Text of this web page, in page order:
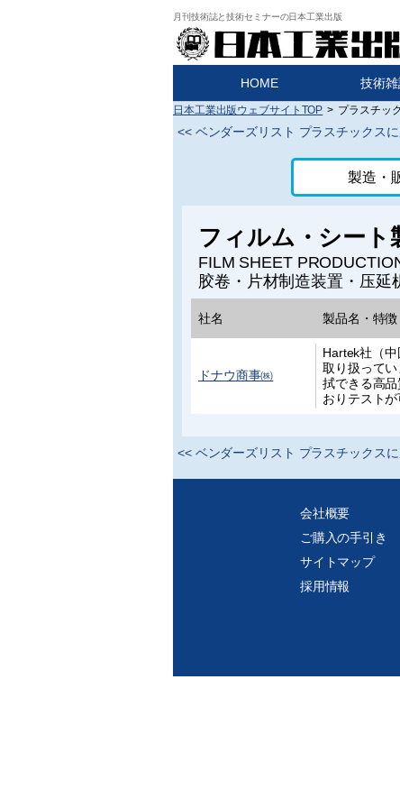
月刊技術誌と技術セミナーの日本工業出版
HOME 技術
日本工業出版ウェブサイトTOP > プラスチッ
<< ベンダーズリスト プラスチックス
製造・
フィルム・シート
FILM SHEET
胶卷・片材制造装置・压延
社名 製品名・特徴
ドナウ商事㈱
Hartek社（
取り扱って
拭できる高
おりテストが
<< ベンダーズリスト プラスチックス
会社概要
ご購入の手引き
サイトマップ
採用情報